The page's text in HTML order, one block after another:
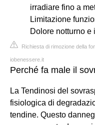
irradiare fino a
Limitazione
Dolore notturno e
Richiesta di rimozione della
iobenessere.it
Perché fa male il
La Tendinosi del
fisiologica di
tendine. Questo